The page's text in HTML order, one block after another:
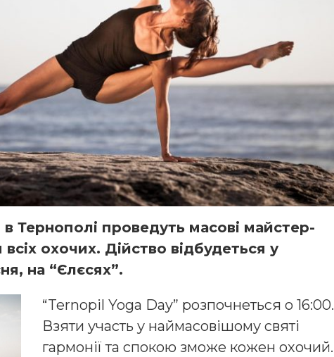
Тернополі проведуть масові майстер-
охочих. Дійство відбудеться у
на “Єлєсях”.
“Ternopil Yoga Day” розпочнеться о 16:00.
Взяти участь у наймасовішому святі
гармонії та спокою зможе кожен охочий.